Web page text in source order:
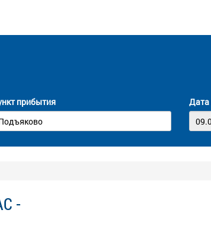
прибытия Дата
-